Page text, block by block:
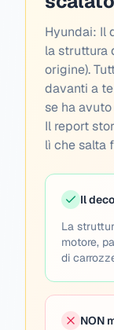
Hyundai: Il
la struttura
origine).
davanti a
se ha
Il report
lì che salta
Il
La
motore,
di
NON